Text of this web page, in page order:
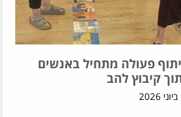
פעולה מתחיל באנשים
קיבוץ להב